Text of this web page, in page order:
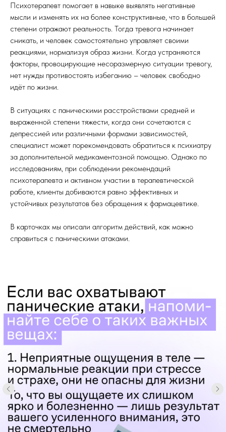
Психотерапевт помогает в навыке выявлять негативные
мысли и изменять их на более конструктивные, что в большей
степени отражают реальность. Тогда тревога начинает
сникать, и человек самостоятельно управляет своими
реакциями, нормализуя образ жизни. Когда устраняются
факторы, провоцирующие несоразмерную ситуации тревогу,
нет нужды противостоять избеганию – человек свободно
идёт по жизни.
В ситуациях с паническими расстройствами средней и
выраженной степени тяжести, когда они сочетаются с
депрессией или различными формами зависимостей,
специалист может порекомендовать обратиться к психиатру
за дополнительной медикаментозной помощью. Однако по
исследованиям, при соблюдении рекомендаций
психотерапевта и активном участии в терапевтической
работе, клиенты добиваются равно эффективных и
устойчивых результатов без обращения к фармацевтике.
В карточках мы описали алгоритм действий, как можно
справиться с паническими атаками.